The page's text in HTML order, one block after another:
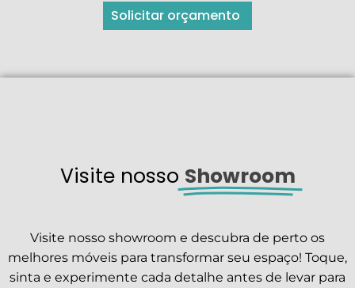
Solicitar orçamento
Visite nosso Showroom
Visite nosso showroom e descubra de perto os
melhores móveis para transformar seu espaço! Toque,
sinta e experimente cada detalhe antes de levar para